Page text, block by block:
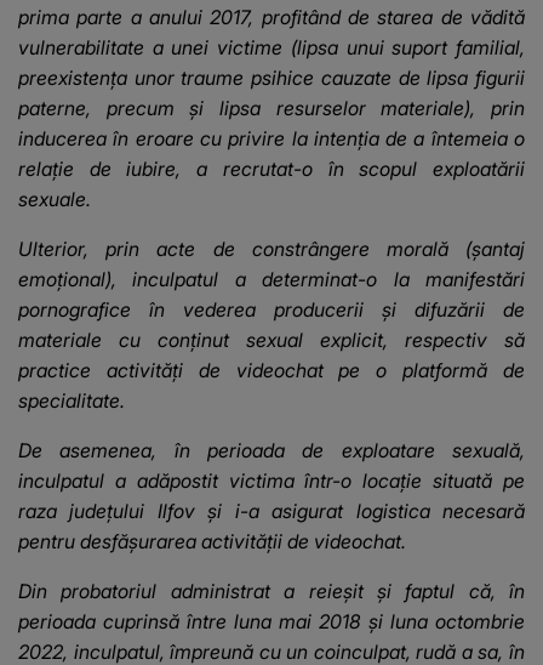
prima parte a anului 2017, profitând de starea de vădită
vulnerabilitate a unei victime (lipsa unui suport familial,
preexistența unor traume psihice cauzate de lipsa figurii
paterne, precum și lipsa resurselor materiale), prin
inducerea în eroare cu privire la intenția de a întemeia o
relație de iubire, a recrutat-o în scopul exploatării
sexuale.
Ulterior, prin acte de constrângere morală (șantaj
emoțional), inculpatul a determinat-o la manifestări
pornografice în vederea producerii și difuzării de
materiale cu conținut sexual explicit, respectiv să
practice activități de videochat pe o platformă de
specialitate.
De asemenea, în perioada de exploatare sexuală,
inculpatul a adăpostit victima într-o locație situată pe
raza județului Ilfov și i-a asigurat logistica necesară
pentru desfășurarea activității de videochat.
Din probatoriul administrat a reieșit și faptul că, în
perioada cuprinsă între luna mai 2018 și luna octombrie
2022, inculpatul, împreună cu un coinculpat, rudă a sa, în